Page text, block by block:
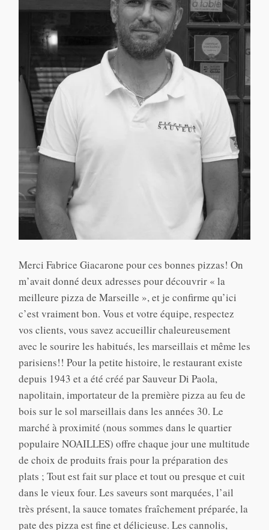
Merci Fabrice Giacarone pour ces bonnes pizzas! On
m’avait donné deux adresses pour découvrir « la
meilleure pizza de Marseille », et je confirme qu’ici
c’est vraiment bon. Vous et votre équipe, respectez
vos clients, vous savez accueillir chaleureusement
avec le sourire les habitués, les marseillais et même les
parisiens!! Pour la petite histoire, le restaurant existe
depuis 1943 et a été créé par Sauveur Di Paola,
napolitain, importateur de la première pizza au feu de
bois sur le sol marseillais dans les années 30. Le
marché à proximité (nous sommes dans le quartier
populaire NOAILLES) offre chaque jour une multitude
de choix de produits frais pour la préparation des
plats ; Tout est fait sur place et tout ou presque et cuit
dans le vieux four. Les saveurs sont marquées, l’ail
très présent, la sauce tomates fraîchement préparée, la
pate des pizza est fine et délicieuse. Les cannolis,